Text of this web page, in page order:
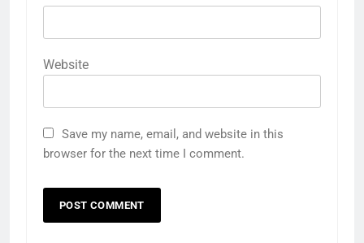
Website
Save my name, email, and website in this
browser for the next time I comment.